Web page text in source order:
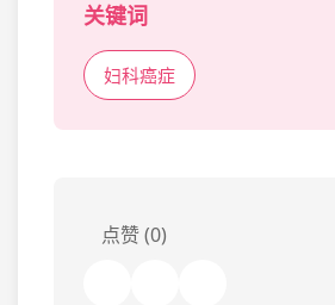
关键词
妇科癌症
点赞 (0)